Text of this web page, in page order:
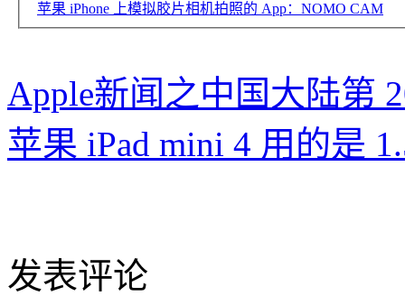
苹果 iPhone 上模拟胶片相机拍照的 App：NOMO CAM
Apple新闻之中国大陆第
苹果 iPad mini 4 用的是
发表评论